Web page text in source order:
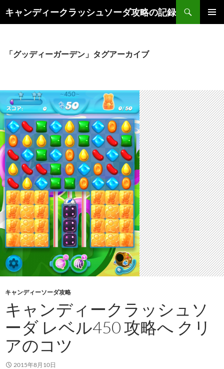
キャンディークラッシュソーダ攻略の記録
索
ン
キ
ッ
プ
「グッディーガーデン」タグアーカイブ
キャンディーソーダ攻略
キャンディークラッシュソ
ーダ レベル450 攻略へ クリ
アのコツ
2015年8月10日